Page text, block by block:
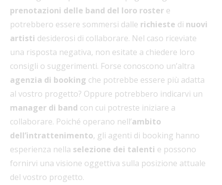
prenotazioni delle band del loro roster e
potrebbero essere sommersi dalle richieste di nuovi
artisti desiderosi di collaborare. Nel caso riceviate
una risposta negativa, non esitate a chiedere loro
consigli o suggerimenti. Forse conoscono un’altra
agenzia di booking che potrebbe essere più adatta
al vostro progetto? Oppure potrebbero indicarvi un
manager di band con cui potreste iniziare a
collaborare. Poiché operano nell’ambito
dell’intrattenimento, gli agenti di booking hanno
esperienza nella selezione dei talenti e possono
fornirvi una visione oggettiva sulla posizione attuale
del vostro progetto.